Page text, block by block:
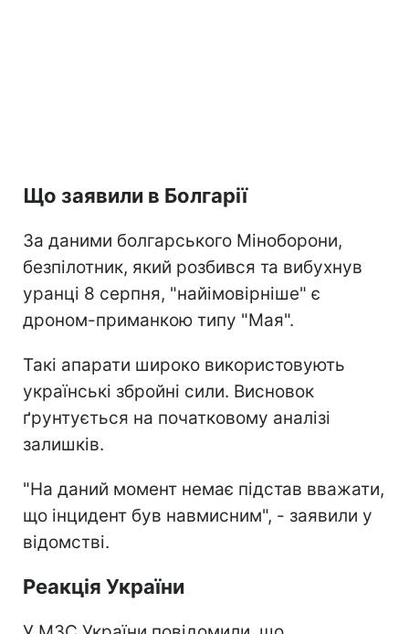
Що заявили в Болгарії
За даними болгарського Міноборони,
безпілотник, який розбився та вибухнув
уранці 8 серпня, "найімовірніше" є
дроном-приманкою типу "Мая".
Такі апарати широко використовують
українські збройні сили. Висновок
ґрунтується на початковому аналізі
залишків.
"На даний момент немає підстав вважати,
що інцидент був навмисним", - заявили у
відомстві.
Реакція України